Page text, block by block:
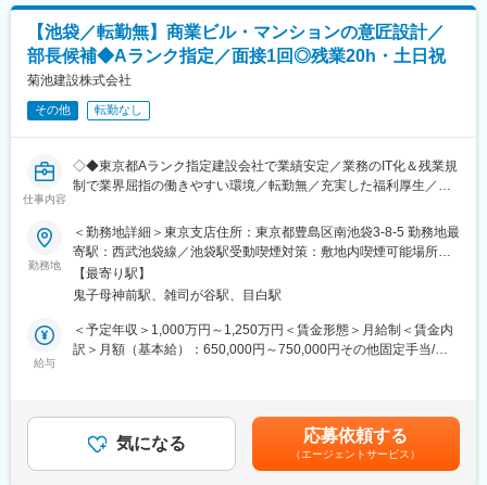
設計から製造、品質評価までを自社で完結させる一貫体制を構築
し、業界内で高い信頼を獲得。創業以来60年以上にわたり黒字経
営を継続するなど、安定した経営基盤を築いてきました。
現在は上場を視野に入れ、2023年には登戸にセントラルオフィ
ス、茨城友部に新工場を開設するなど、組織体制の強化と事業拡
大を積極的に進めています。
変更の範囲：会社の定める業務
▼総務業務（法務と連動して担当）
株主総会・取締役会の運営
社内制度（交際費・社用車 等）の整備
会社運営に関わる重要事項の管理
＼魅力POINT／
（1）法務を主軸に、総務領域まで横断する「経営に近いキャリ
（2）プライム上場企業×働きやすい環境
・残業：通常時ほぼなし（大規模案件時のみ対応あり）
・年休123日(土日祝休)
・定年60歳（最大70歳まで再雇用）
■組織構成
そのうち、法務室は室長（50代男性／総務部長と兼任）／課長
（40代男性）の2名
空調・衛生・電気・情報通信の4領域を手がける企業として成長を
継続。2022年には東証プライム市場へ上場しました。NTTグルー
【池袋／転勤無】商業ビル・マンションの意匠設計／
部長候補◆Aランク指定／面接1回◎残業20h・土日祝
菊池建設株式会社
その他 転勤なし
仕事内容
◇◆東京都Aランク指定建設会社で業績安定／業務のIT化＆残業規
制で業界屈指の働きやすい環境／転勤無／充実した福利厚生／オ
■業務内容：
意匠設計を中心に、適性に合わせて各設計業務をお任せします。
商業ビル・マンション・工場・住宅等、鉄筋コンクリート造や鉄
骨造の設計が中心です。中低層から高層の建物まで幅広い案件に
携われます。
■業務詳細：
◇プランニング、デザイン、プレゼン資料の作成
【実施設計】
勤務地
＜勤務地詳細＞東京支店住所：東京都豊島区南池袋3-8-5 勤務地最
寄駅：西武池袋線／池袋駅受動喫煙対策：敷地内喫煙可能場所あ
り【最寄り駅】
鬼子母神前駅、雑司が谷駅、目白駅
給与
＜予定年収＞1,000万円～1,250万円＜賃金形態＞月給制＜賃金内
訳＞月額（基本給）：650,000円～750,000円その他固定手当/
固定手当：資格手当（一級建築士）5万円／月■賞与：年2回（7
月・12月）■昇給：年1回（4月）賃金はあくまでも目安の金額で
あり、選考を通じて上下する可能性があります。月給(月額)は固定
気になる 応募依頼する
（エージェントサービス）